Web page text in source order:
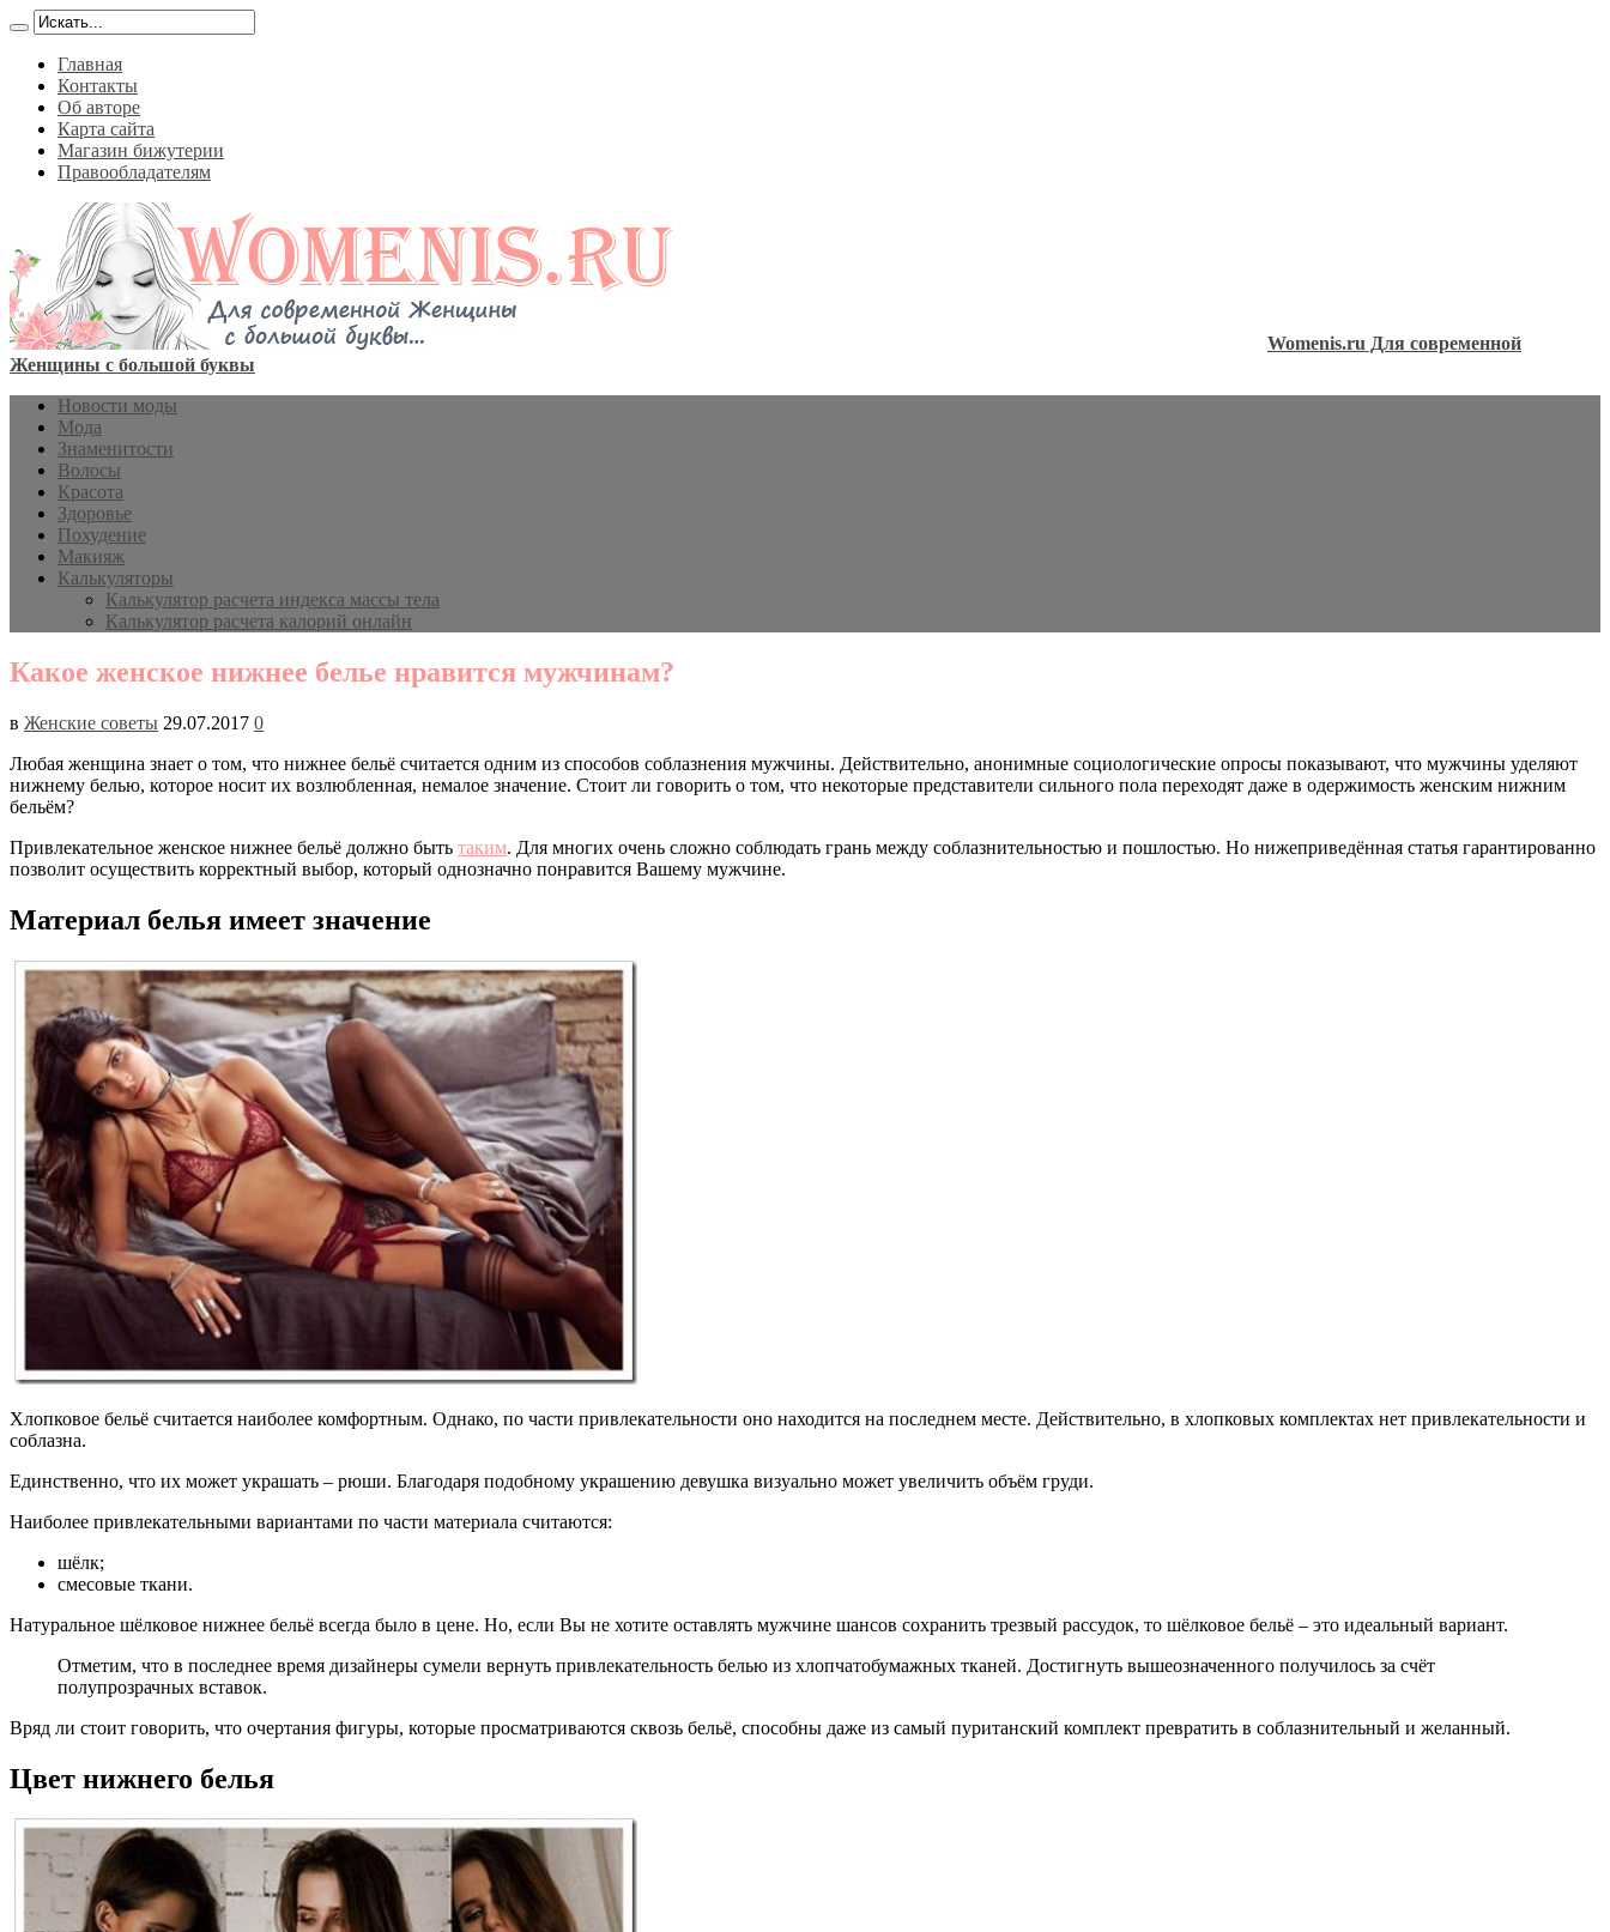
Главная
Контакты
Об авторе
Карта сайта
Магазин бижутерии
Правообладателям
Womenis.ru Для современной
Женщины с большой буквы
Новости моды
Мода
Знаменитости
Волосы
Красота
Здоровье
Похудение
Макияж
Калькуляторы
Калькулятор расчета индекса массы тела
Калькулятор расчета калорий онлайн
Какое женское нижнее белье нравится мужчинам?
в Женские советы 29.07.2017 0
Любая женщина знает о том, что нижнее бельё считается одним из способов соблазнения мужчины. Действительно, анонимные социологические опросы показывают, что мужчины уделяют
нижнему белью, которое носит их возлюбленная, немалое значение. Стоит ли говорить о том, что некоторые представители сильного пола переходят даже в одержимость женским нижним
бельём?
Привлекательное женское нижнее бельё должно быть таким. Для многих очень сложно соблюдать грань между соблазнительностью и пошлостью. Но нижеприведённая статья гарантированно
позволит осуществить корректный выбор, который однозначно понравится Вашему мужчине.
Материал белья имеет значение
Хлопковое бельё считается наиболее комфортным. Однако, по части привлекательности оно находится на последнем месте. Действительно, в хлопковых комплектах нет привлекательности и
соблазна.
Единственно, что их может украшать – рюши. Благодаря подобному украшению девушка визуально может увеличить объём груди.
Наиболее привлекательными вариантами по части материала считаются:
шёлк;
смесовые ткани.
Натуральное шёлковое нижнее бельё всегда было в цене. Но, если Вы не хотите оставлять мужчине шансов сохранить трезвый рассудок, то шёлковое бельё – это идеальный вариант.
Отметим, что в последнее время дизайнеры сумели вернуть привлекательность белью из хлопчатобумажных тканей. Достигнуть вышеозначенного получилось за счёт
полупрозрачных вставок.
Вряд ли стоит говорить, что очертания фигуры, которые просматриваются сквозь бельё, способны даже из самый пуританский комплект превратить в соблазнительный и желанный.
Цвет нижнего белья